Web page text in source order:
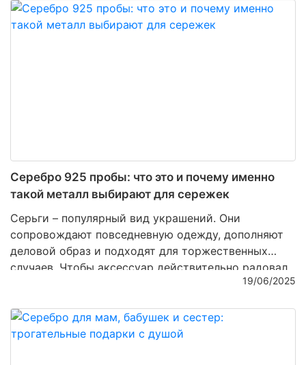
видесеребряного наперстка. Предмет, казалось
бы, не самый очевидный для свадебного контекста,
Серебро 925 пробы: что это и почему именно
такой металл выбирают для сережек
Серьги – популярный вид украшений. Они
сопровождают повседневную одежду, дополняют
деловой образ и подходят для торжественных
случаев. Чтобы аксессуар действительно радовал,
важно учитывать не только форму и стиль, но и
часто встречается отметка925 пробы
на клейме не случайна – она многое говорит о
19/06/2025